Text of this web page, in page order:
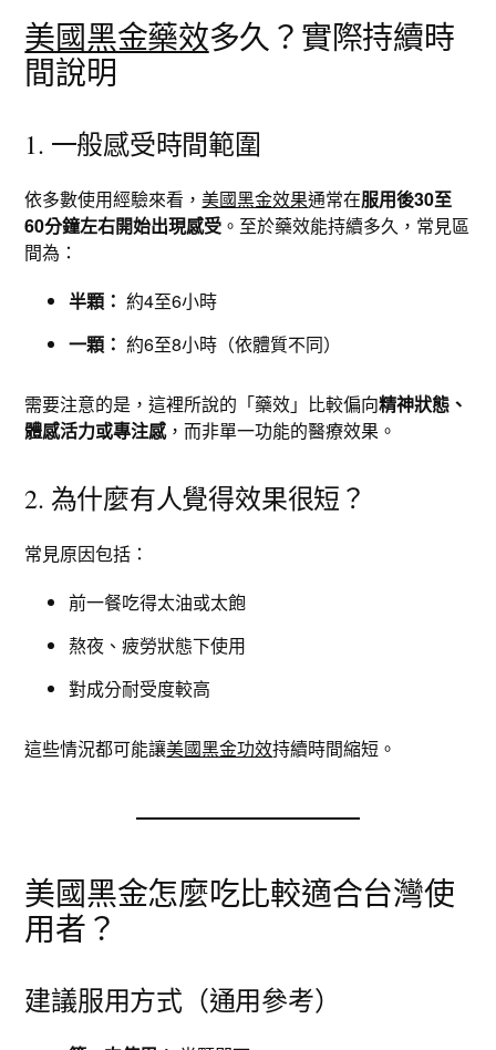
美國黑金藥效多久？實際持續時
間說明
1. 一般感受時間範圍
依多數使用經驗來看，美國黑金效果通常在服用後30至
60分鐘左右開始出現感受 。至於藥效能持續多久，常見區
間為：
半顆： 約4至6小時
一顆： 約6至8小時（依體質不同）
需要注意的是，這裡所說的「藥效」比較偏向精神狀態、
體感活力或專注感，而非單一功能的醫療效果。
2. 為什麼有人覺得效果很短？
常見原因包括：
前一餐吃得太油或太飽
熬夜、疲勞狀態下使用
對成分耐受度較高
這些情況都可能讓美國黑金功效持續時間縮短。
美國黑金怎麼吃比較適合台灣使
用者？
建議服用方式（通用參考）